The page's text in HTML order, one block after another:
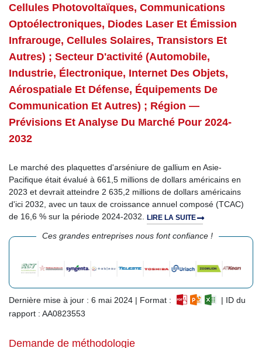
Cellules Photovoltaïques, Communications
Optoélectroniques, Diodes Laser Et Émission
Infrarouge, Cellules Solaires, Transistors Et
Autres) ; Secteur D'activité (automobile,
Industrie, Électronique, Internet Des Objets,
Aérospatiale Et Défense, Équipements De
Communication Et Autres) ; Région —
Prévisions Et Analyse Du Marché Pour 2024-
2032
Le marché des plaquettes d'arséniure de gallium en Asie-
Pacifique était évalué à 661,5 millions de dollars américains en
2023 et devrait atteindre 2 635,2 millions de dollars américains
d'ici 2032, avec un taux de croissance annuel composé (TCAC)
de 16,6 % sur la période 2024-2032. LIRE LA SUITE
Ces grandes entreprises nous font confiance !
Dernière mise à jour : 6 mai 2024 | Format :
| ID du
rapport : AA0823553
Demande de méthodologie